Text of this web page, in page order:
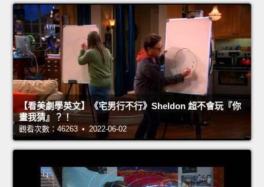
【看美劇學英文】《宅男行不行》Sheldon 超不會玩『你
畫我猜』？！
觀看次數：46263 • 2022-06-02